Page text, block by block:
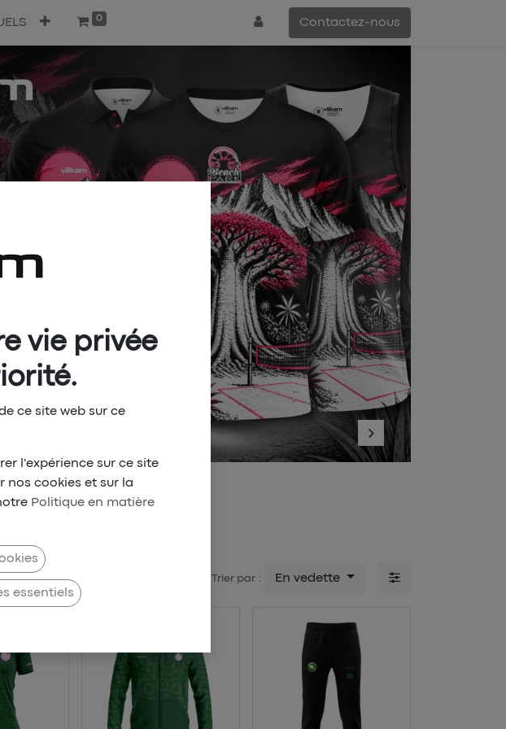
0 Contactez-nous
Suivant
Beach park Dionysien
Trier par : En vedette
vie privée
ce site web sur ce
l'expérience sur ce site
nos cookies et sur la
Politique en matière
essentiels